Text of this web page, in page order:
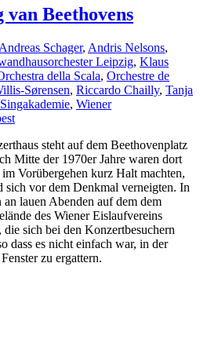
Beethovens
Andreas Schager, Andris Nelsons,
Leipzig, Klaus
della Scala, Orchestre de
Sørensen, Riccardo Chailly, Tanja
, Wiener
steht auf dem Beethovenplatz
Mitte der 1970er Jahre waren dort
Vorübergehen kurz Halt machten,
sich vor dem Denkmal verneigten. In
lauen Abenden auf dem dem
des Wiener Eislaufvereins
sich bei den Konzertbesuchern
dass es nicht einfach war, in der
zu ergattern.